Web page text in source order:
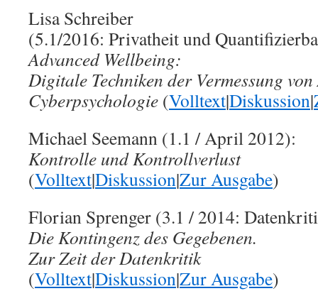
Lisa Schreiber
(5.1/2016: Privatheit und
Advanced Wellbeing:
Digitale Techniken der Vermessung
Cyberpsychologie (Volltext|Diskussion|
Michael Seemann (1.1 / April 2012):
Kontrolle und Kontrollverlust
(Volltext|Diskussion|Zur Ausgabe)
Florian Sprenger (3.1 / 2014:
Die Kontingenz des Gegebenen.
Zur Zeit der Datenkritik
(Volltext|Diskussion|Zur Ausgabe)